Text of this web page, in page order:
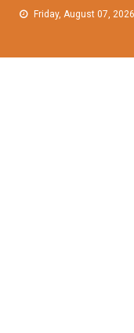
Friday, August 07, 2026